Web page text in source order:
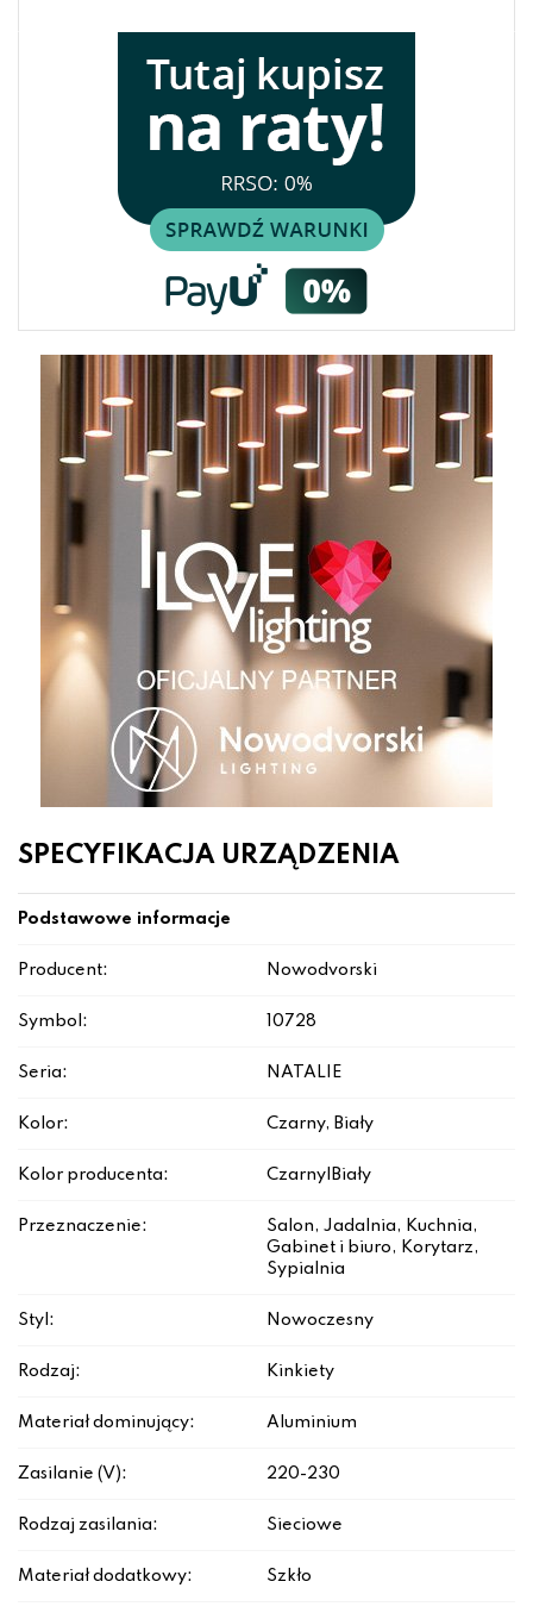
SPECYFIKACJA URZĄDZENIA
Podstawowe informacje
Producent: Nowodvorski
Symbol: 10728
Seria: NATALIE
Kolor: Czarny, Biały
Kolor producenta: Czarny|Biały
Przeznaczenie:
Salon, Jadalnia, Kuchnia,
Gabinet i biuro, Korytarz,
Sypialnia
Styl: Nowoczesny
Rodzaj: Kinkiety
Materiał dominujący: Aluminium
Zasilanie (V): 220-230
Rodzaj zasilania: Sieciowe
Materiał dodatkowy: Szkło